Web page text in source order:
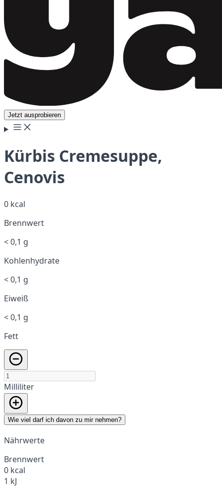
Jetzt ausprobieren
Kürbis Cremesuppe,
Cenovis
0 kcal
Brennwert
< 0,1 g
Kohlenhydrate
< 0,1 g
Eiweiß
< 0,1 g
Fett
Milliliter
Wie viel darf ich davon zu mir nehmen?
Nährwerte
Brennwert
0 kcal
1 kJ